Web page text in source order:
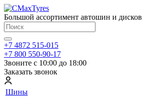
Большой ассортимент автошин и дисков
+7 4872 515-015
+7 800 550-90-17
Звоните с 10:00 до 18:00
Заказать звонок
Шины